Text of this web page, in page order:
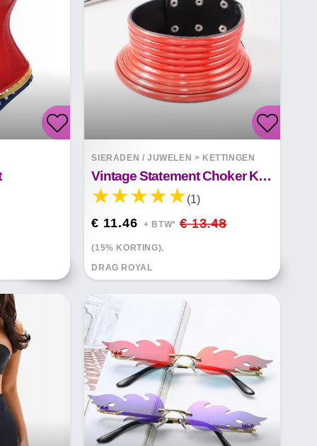
SIERADEN / JUWELEN > KETTINGEN
Vintage Statement Choker Ketting
(1)
€ 11.46 + BTW* € 13.48
(15% KORTING).
DRAG ROYAL